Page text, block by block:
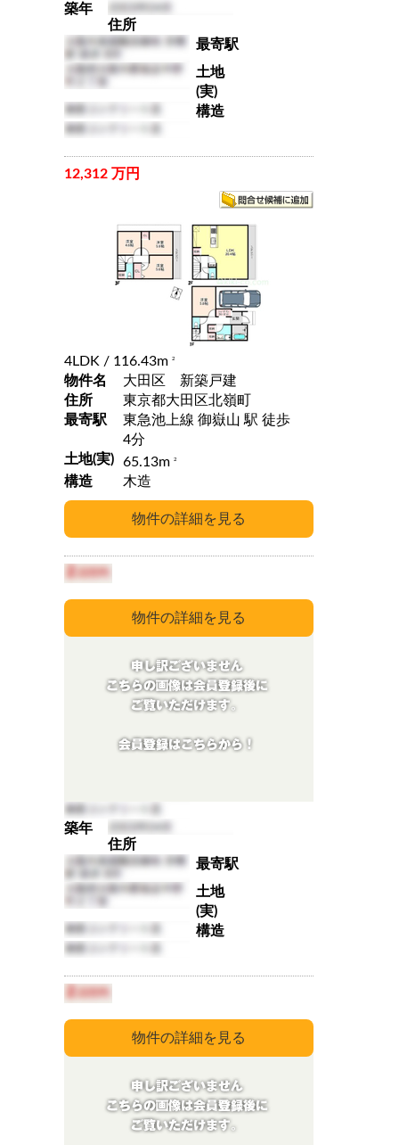
築年
住所
最寄駅
土地
(実)
構造
12,312 万円
4LDK / 116.43m 2
物件名
大田区 新築戸建
住所
東京都大田区北嶺町
最寄駅
東急池上線 御嶽山 駅 徒歩
4分
土地(実)
65.13m2
構造 木造
築年
住所
最寄駅
土地
(実)
構造